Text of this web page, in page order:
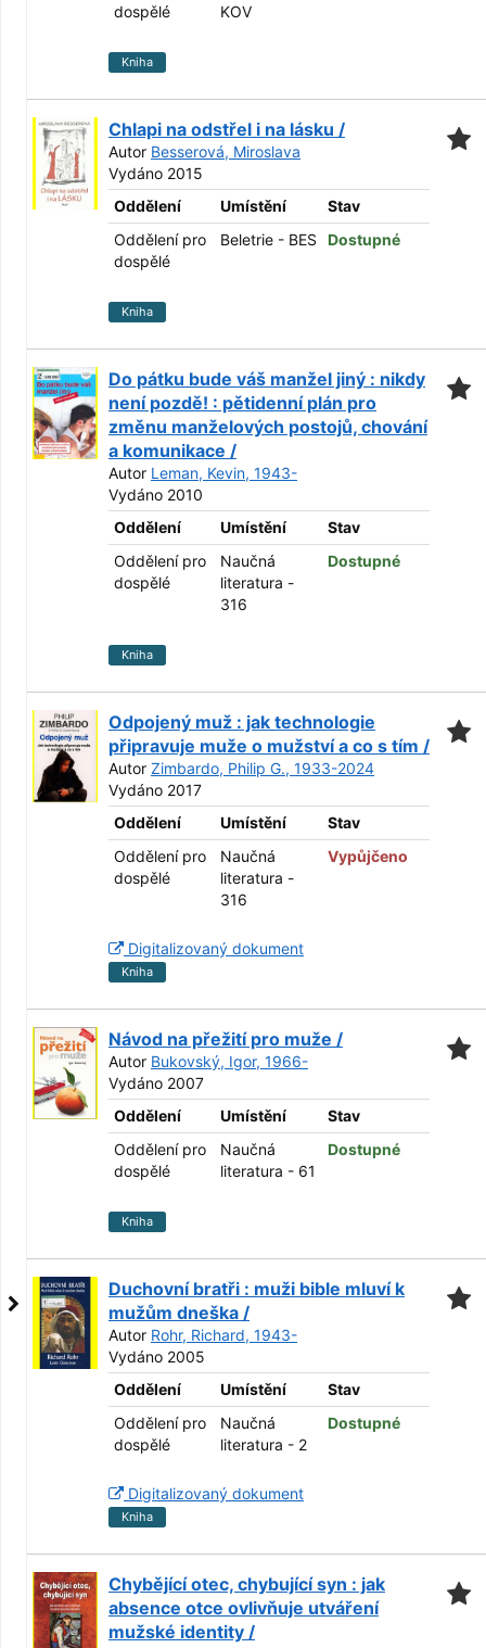
dospělé
KOV
Kniha
Chlapi na odstřel i na lásku /
Autor Besserová, Miroslava
Vydáno 2015
Oddělení
Umístění
Stav
Oddělení pro
dospělé
Beletrie - BES Dostupné
Kniha
Do pátku bude váš manžel jiný : nikdy
není pozdě! : pětidenní plán pro
změnu manželových postojů, chování
a komunikace /
Autor Leman, Kevin, 1943-
Vydáno 2010
Oddělení
Umístění
Stav
Oddělení pro
dospělé
Naučná
literatura -
316
Dostupné
Kniha
Odpojený muž : jak technologie
připravuje muže o mužství a co s tím /
Autor Zimbardo, Philip G., 1933-2024
Vydáno 2017
Oddělení
Umístění
Stav
Oddělení pro
dospělé
Naučná
literatura -
316
Vypůjčeno
Digitalizovaný dokument
Kniha
Návod na přežití pro muže /
Autor Bukovský, Igor, 1966-
Vydáno 2007
Oddělení
Umístění
Stav
Oddělení pro
dospělé
Naučná
literatura - 61
Dostupné
Kniha
Duchovní bratři : muži bible mluví k
mužům dneška /
Autor Rohr, Richard, 1943-
Vydáno 2005
Oddělení
Umístění
Stav
Oddělení pro
dospělé
Naučná
literatura - 2
Dostupné
Digitalizovaný dokument
Kniha
Chybějící otec, chybující syn : jak
absence otce ovlivňuje utváření
mužské identity /